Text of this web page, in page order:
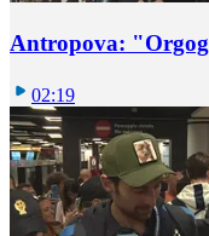
Antropova:
02:19